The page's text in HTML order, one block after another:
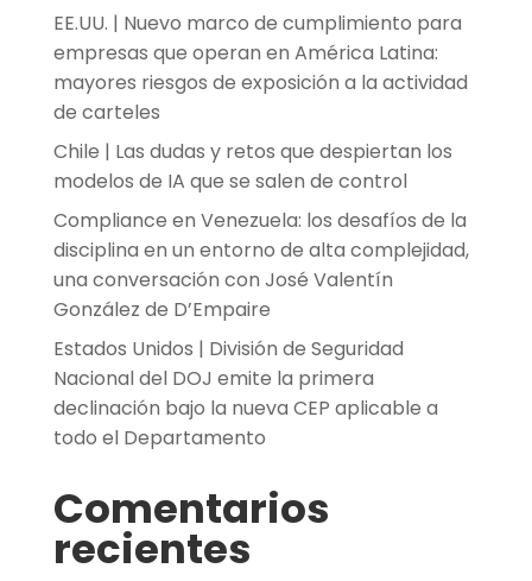
EE.UU. | Nuevo marco de cumplimiento para
empresas que operan en América Latina:
mayores riesgos de exposición a la actividad
de carteles
Chile | Las dudas y retos que despiertan los
modelos de IA que se salen de control
Compliance en Venezuela: los desafíos de la
disciplina en un entorno de alta complejidad,
una conversación con José Valentín
González de D’Empaire
Estados Unidos | División de Seguridad
Nacional del DOJ emite la primera
declinación bajo la nueva CEP aplicable a
todo el Departamento
Comentarios
recientes